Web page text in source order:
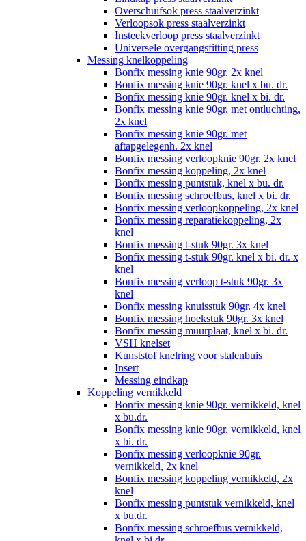
Overschuifsok press staalverzinkt
Verloopsok press staalverzinkt
Insteekverloop press staalverzinkt
Universele overgangsfitting press
Messing knelkoppeling
Bonfix messing knie 90gr. 2x knel
Bonfix messing knie 90gr. knel x bu. dr.
Bonfix messing knie 90gr. knel x bi. dr.
Bonfix messing knie 90gr. met ontluchting,
2x knel
Bonfix messing knie 90gr. met
aftapgelegenh. 2x knel
Bonfix messing verloopknie 90gr. 2x knel
Bonfix messing koppeling, 2x knel
Bonfix messing puntstuk, knel x bu. dr.
Bonfix messing schroefbus, knel x bi. dr.
Bonfix messing verloopkoppeling, 2x knel
Bonfix messing reparatiekoppeling, 2x
knel
Bonfix messing t-stuk 90gr. 3x knel
Bonfix messing t-stuk 90gr. knel x bi. dr. x
knel
Bonfix messing verloop t-stuk 90gr. 3x
knel
Bonfix messing knuisstuk 90gr. 4x knel
Bonfix messing hoekstuk 90gr. 3x knel
Bonfix messing muurplaat, knel x bi. dr.
VSH knelset
Kunststof knelring voor stalenbuis
Insert
Messing eindkap
Koppeling vernikkeld
Bonfix messing knie 90gr. vernikkeld, knel
x bu.dr.
Bonfix messing knie 90gr. vernikkeld, knel
x bi. dr.
Bonfix messing verloopknie 90gr.
vernikkeld, 2x knel
Bonfix messing koppeling vernikkeld, 2x
knel
Bonfix messing puntstuk vernikkeld, knel
x bu.dr.
Bonfix messing schroefbus vernikkeld,